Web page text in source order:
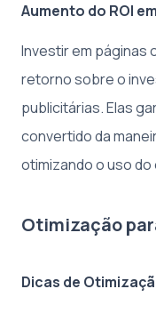
Aumento do ROI
Investir em páginas
retorno sobre o
publicitárias. Elas
convertido da
otimizando o uso
Otimização
Dicas de